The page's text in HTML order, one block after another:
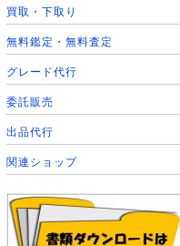
買取・下取り
無料鑑定・無料査定
グレード代行
委託販売
出品代行
関連ショップ